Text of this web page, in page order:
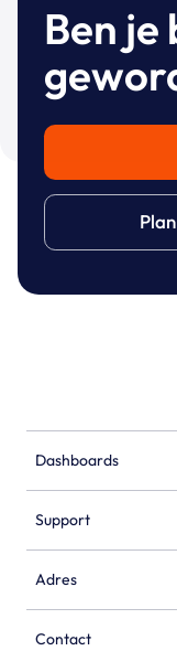
Ben je
Dashboards
Support
Adres
Contact